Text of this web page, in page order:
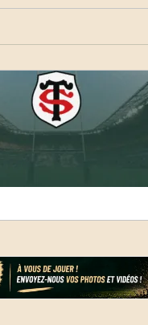
le Stade Toulousain